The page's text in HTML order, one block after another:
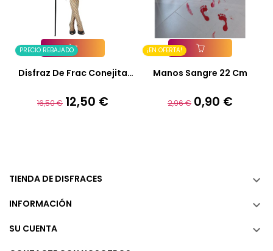
PRECIO REBAJADO
Añadir A La Cesta
Disfraz De Frac Conejita
Precio
16,50 € Precio
12,50 €
¡EN OFERTA!
Añadir A La Cesta
Manos Sangre 22 Cm
Precio
2,96 € Precio
0,90 €
TIENDA DE DISFRACES 
INFORMACIÓN 
SU CUENTA 